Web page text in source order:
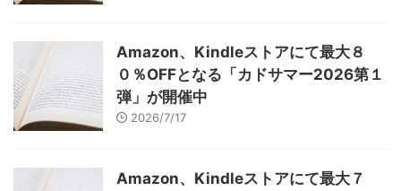
Amazon、Kindleストアにて最大８
０％OFFとなる「カドサマー2026第１
弾」が開催中
2026/7/17
Amazon、Kindleストアにて最大７